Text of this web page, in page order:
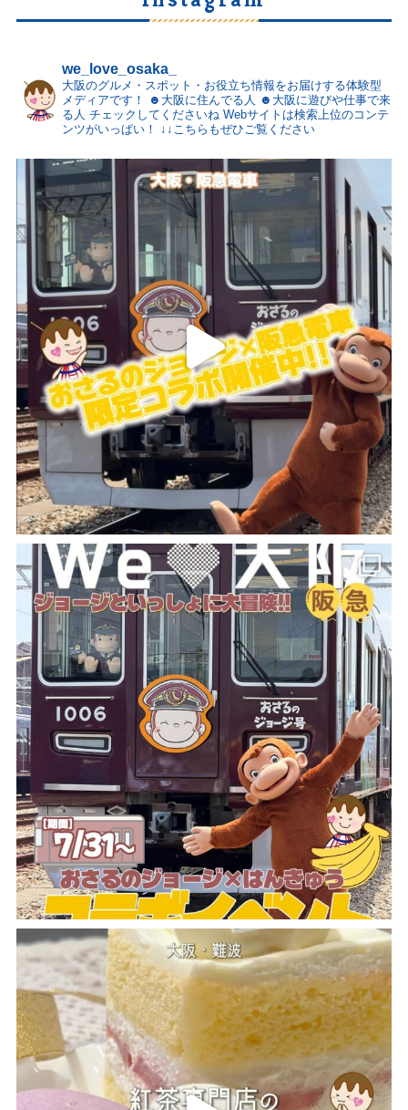
we_love_osaka_
大阪のグルメ・スポット・お役立ち情報をお届けする体験型
メディアです！
☻大阪に住んでる人
☻大阪に遊びや仕事で来
る人 チェックしてくださいね Webサイトは検索上位のコンテ
ンツがいっぱい！
↓↓こちらもぜひご覧ください